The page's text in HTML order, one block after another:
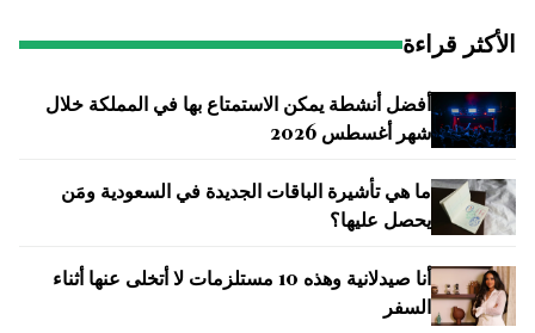
الأكثر قراءة
أفضل أنشطة يمكن الاستمتاع بها في المملكة خلال
شهر أغسطس 2026
ما هي تأشيرة الباقات الجديدة في السعودية ومَن
يحصل عليها؟
أنا صيدلانية وهذه 10 مستلزمات لا أتخلى عنها أثناء
السفر